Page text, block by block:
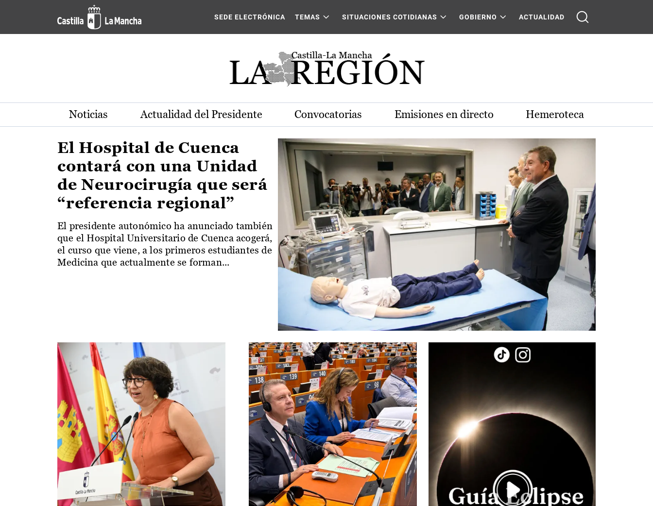
Pasar al contenido principal
Actualidad de la región de Castilla-La Mancha
SEDE ELECTRÓNICA TEMAS SITUACIONES COTIDIANAS GOBIERNO ACTUALIDAD
Noticias Actualidad del Presidente Convocatorias Emisiones en directo Hemeroteca
El Hospital de Cuenca
contará con una Unidad
de Neurocirugía que será
“referencia regional”
El presidente autonómico ha anunciado también
que el Hospital Universitario de Cuenca acogerá,
el curso que viene, a los primeros estudiantes de
Medicina que actualmente se forman...